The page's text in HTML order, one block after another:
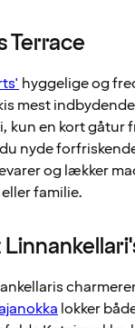
Terrace
hyggelige og
mest
kun en kort gåtur
nyde
og lækker
familie.
lokker